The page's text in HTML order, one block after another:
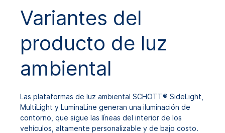
Datos técnicos
Variantes del producto
Descargas
Variantes del
producto de luz
ambiental
Las plataformas de luz ambiental SCHOTT® SideLight,
MultiLight y LuminaLine generan una iluminación de
contorno, que sigue las líneas del interior de los
vehículos, altamente personalizable y de bajo costo.